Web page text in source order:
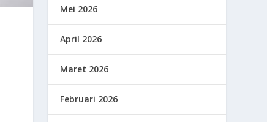
Mei 2026
April 2026
Maret 2026
Februari 2026